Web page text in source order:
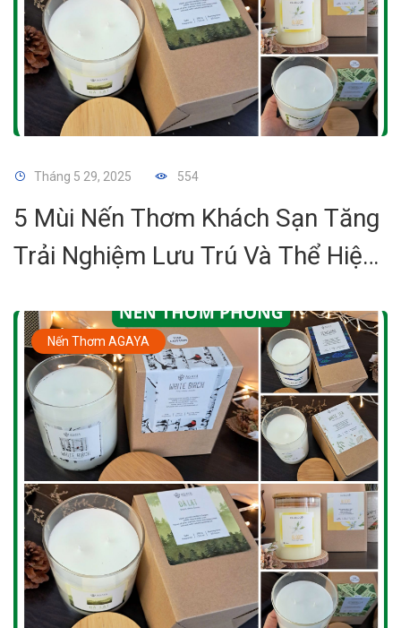
Tháng 5 29, 2025 554
5 Mùi Nến Thơm Khách Sạn Tăng
Trải Nghiệm Lưu Trú Và Thể Hiện
Nến Thơm AGAYA